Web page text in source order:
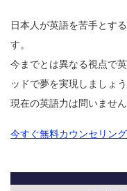
日本人が英語を苦手とす
す。
今までとは異なる視点で
ッドで夢を実現しましょう
現在の英語力は問いませ
今すぐ無料カウンセリン